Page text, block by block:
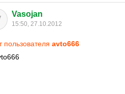
Vasojan
15:50, 27.10.2012
пользователя avto666